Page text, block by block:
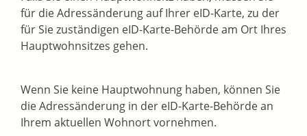
für die Adressänderung auf Ihrer eID-Karte, zu der
für Sie zuständigen eID-Karte-Behörde am Ort Ihres
Hauptwohnsitzes gehen.
Wenn Sie keine Hauptwohnung haben, können Sie
die Adressänderung in der eID-Karte-Behörde an
Ihrem aktuellen Wohnort vornehmen.